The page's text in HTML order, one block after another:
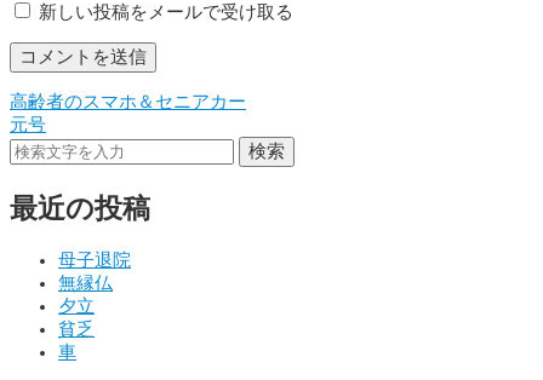
新しい投稿をメールで受け取る
投
稿
ビ
高齢者のスマホ＆セニアカー
元号
検索
最近の投稿
母子退院
無縁仏
夕立
貧乏
車